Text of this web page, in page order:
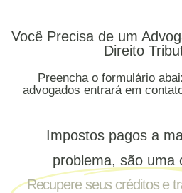
Você Precisa de um
Direito
Preencha o formulário
advogados entrará em
Impostos pagos a
problema, são uma
Recupere seus créditos e